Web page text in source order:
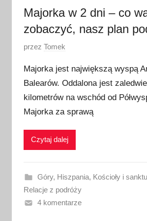
Majorka w 2 dni – co
zobaczyć, nasz plan
O
u
b
l
i
w
n
o
1
przez Tomek
Majorka jest największą wyspą
Balearów. Oddalona jest
kilometrów na wschód od
Majorka za sprawą
Czytaj dalej
Góry, Hiszpania, Kościoły i
Relacje z podróży
4 komentarze